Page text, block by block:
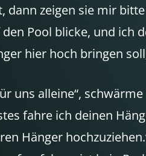
zeigen sie mir
Pool blicke, und ich
hier hoch bringen
alleine“,
fahre ich deinen
Hänger